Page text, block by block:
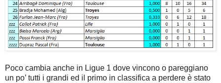
Poco cambia anche in Ligue 1 dove vincono o pareggiano
un po’ tutti i grandi ed il primo in classifica a perdere è stato